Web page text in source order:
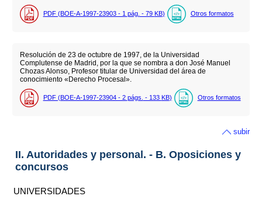
PDF (BOE-A-1997-23903 - 1 pág. - 79 KB) Otros formatos
Resolución de 23 de octubre de 1997, de la Universidad
Complutense de Madrid, por la que se nombra a don José Manuel
Chozas Alonso, Profesor titular de Universidad del área de
conocimiento «Derecho Procesal».
PDF (BOE-A-1997-23904 - 2 págs. - 133 KB) Otros formatos
subir
II. Autoridades y personal. - B. Oposiciones y
concursos
UNIVERSIDADES